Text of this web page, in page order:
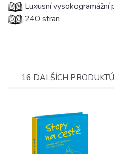
Luxusní vysokogramážní
240 stran
16 DALŠÍCH